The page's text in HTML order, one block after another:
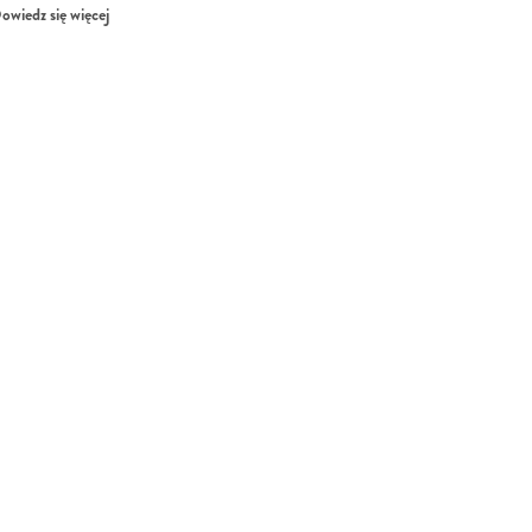
się więcej